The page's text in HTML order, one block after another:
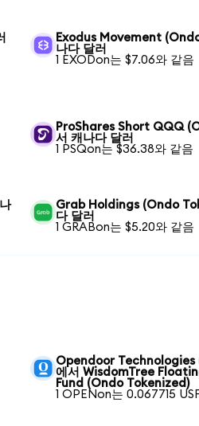
Exodus Movement
나다 달러
1 EXODon는 $7.06와 같음
ProShares Short QQQ
서 캐나다 달러
1 PSQon는 $36.38와 같음
Grab Holdings (Ondo
다 달러
1 GRABon는 $5.20와 같음
Opendoor Technologies
에서 WisdomTree
Fund (Ondo Tokenized)
1 OPENon는 0.067715